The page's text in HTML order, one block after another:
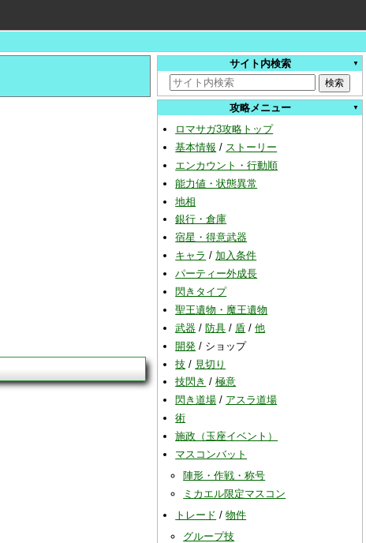
サイト内検索
攻略メニュー
ロマサガ3攻略トップ
基本情報 / ストーリー
エンカウント・行動順
能力値・状態異常
地相
銀行・倉庫
宿星・得意武器
キャラ / 加入条件
パーティー外成長
閃きタイプ
聖王遺物・魔王遺物
武器 / 防具 / 盾 /他
開発 / ショップ
技 / 見切り
技閃き /極意
閃き道場 / アスラ道場
術
施政（玉座イベント）
マスコンバット
陣形・作戦・称号
ミカエル限定マスコン
トレード /物件
グループ技